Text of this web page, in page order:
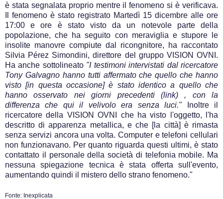
è stata segnalata proprio mentre il fenomeno si è verificava.
Il fenomeno è stato registrato Martedì 15 dicembre alle ore
17:00 e ore è stato visto da un notevole parte della
popolazione, che ha seguito con meraviglia e stupore le
insolite manovre compiute dal ricongnitore, ha raccontato
Silvia Pérez Simondini, direttore del gruppo VISION OVNI.
Ha anche sottolineato "I testimoni intervistati dal ricercatore
Tony Galvagno hanno tutti affermato che quello che hanno
visto [in questa occasione] è stato identico a quello che
hanno osservato nei giorni precedenti (link) , con la
differenza che qui il velivolo era senza luci."
Inoltre il
ricercatore della VISION OVNI che ha visto l'oggetto, l'ha
descritto di apparenza metallica, e che [la città] è rimasta
senza servizi ancora una volta. Computer e telefoni cellulari
non funzionavano. Per quanto riguarda questi ultimi, è stato
contattato il personale della società di telefonia mobile. Ma
nessuna spiegazione tecnica è stata offerta sull'evento,
aumentando quindi il mistero dello strano fenomeno."
Fonte: Inexplicata